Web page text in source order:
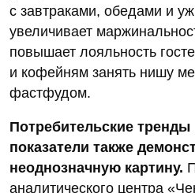
с завтраками, обедами и
увеличивает
повышает лояльность
и кофейням занять нишу
фастфудом.
Потребительские
показатели также
неоднозначную картину.
аналитического центра